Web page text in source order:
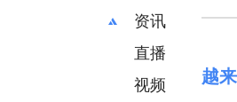
资讯
推荐
财经
直播
视频
越